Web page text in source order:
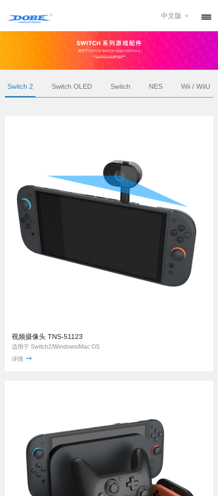
产品
资讯
中文版
Switch 2 Switch OLED Switch NES Wii / WiiU
视频摄像头 TNS-51123
适用于 Switch2/Windows/Mac OS
详情